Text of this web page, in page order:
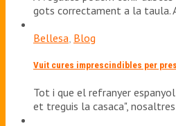
gots correctament a la taula.
Bellesa Blog
Vuit cures imprescindibles per
Tot i que el refranyer
et treguis la casaca",